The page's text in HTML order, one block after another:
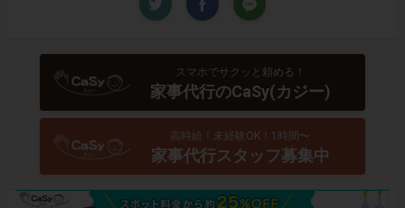
スマホでサクッと頼める！
家事代行のCaSy(カジー)
高時給！未経験OK！1時間〜
家事代行スタッフ募集中